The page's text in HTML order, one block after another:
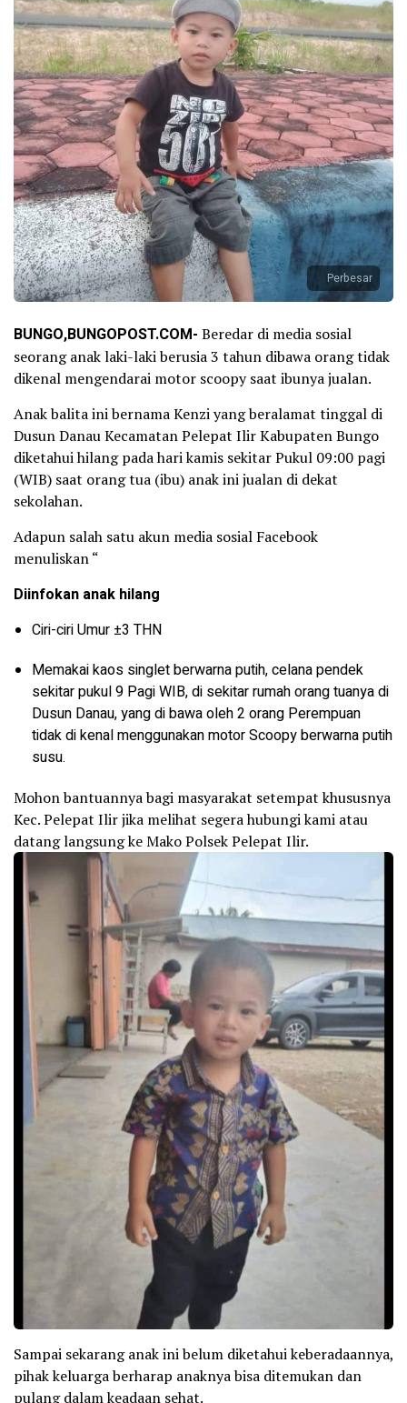
Perbesar
BUNGO,BUNGOPOST.COM- Beredar di media sosial
seorang anak laki-laki berusia 3 tahun dibawa orang tidak
dikenal mengendarai motor scoopy saat ibunya jualan.
Anak balita ini bernama Kenzi yang beralamat tinggal di
Dusun Danau Kecamatan Pelepat Ilir Kabupaten Bungo
diketahui hilang pada hari kamis sekitar Pukul 09:00 pagi
(WIB) saat orang tua (ibu) anak ini jualan di dekat
sekolahan.
Adapun salah satu akun media sosial Facebook
menuliskan “
Diinfokan anak hilang
Ciri-ciri Umur ±3 THN
Memakai kaos singlet berwarna putih, celana pendek
sekitar pukul 9 Pagi WIB, di sekitar rumah orang tuanya di
Dusun Danau, yang di bawa oleh 2 orang Perempuan
tidak di kenal menggunakan motor Scoopy berwarna putih
susu.
Mohon bantuannya bagi masyarakat setempat khususnya
Kec. Pelepat Ilir jika melihat segera hubungi kami atau
datang langsung ke Mako Polsek Pelepat Ilir.
Sampai sekarang anak ini belum diketahui keberadaannya,
pihak keluarga berharap anaknya bisa ditemukan dan
pulang dalam keadaan sehat.